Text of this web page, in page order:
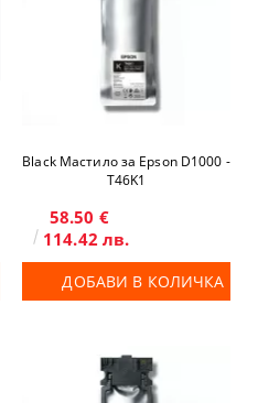
Black Мастило за Epson D1000 -
T46K1
58.50 €
114.42 лв.
ДОБАВИ В КОЛИЧКА